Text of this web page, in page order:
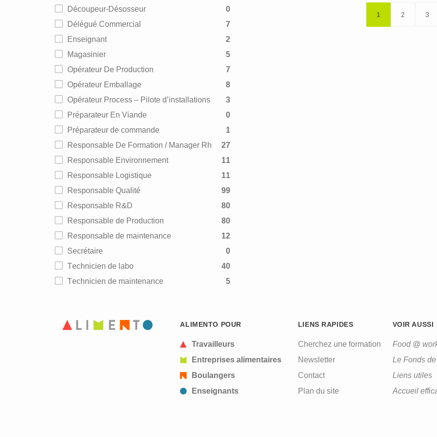
Découpeur-Désosseur
0
Délégué Commercial
7
Enseignant
2
Magasinier
5
Opérateur De Production
7
Opérateur Emballage
8
Opérateur Process – Pilote d’installations
3
Préparateur En Viande
0
Préparateur de commande
1
Responsable De Formation / Manager Rh
27
Responsable Environnement
11
Responsable Logistique
11
Responsable Qualité
99
Responsable R&D
80
Responsable de Production
80
Responsable de maintenance
12
Secrétaire
0
Technicien de labo
40
Technicien de maintenance
5
PAGE
1
PAGE
2 3
ALIMENTO POUR
Travailleurs
Entreprises alimentaires
Boulangers
Enseignants
LIENS RAPIDES
Cherchez une formation
Newsletter
Contact
Plan du site
VOIR AUSSI
Food @
Le Fonds
Liens utiles
Accueil